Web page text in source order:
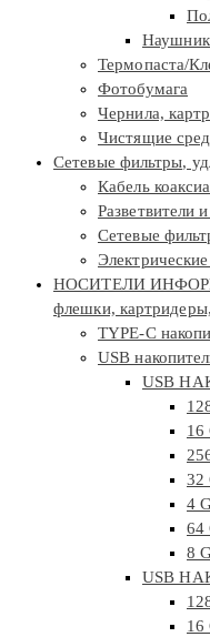
Термопаста/
Фотобумага
Чернила,
Чистящие
Сетевые фильтры,
Кабель
Разветвители
Сетевые
НОСИТЕЛИ
флешки,
TYPE-C
USB
USB
16
32
4
64
8
USB
16